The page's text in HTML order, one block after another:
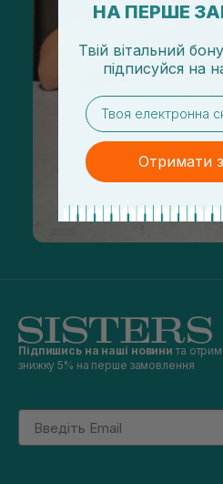
Підпишись на наші новини та
знижку 5% на перше замовлення
Email
НА ПЕРШЕ
Твій вітальний
підписуйся на
email
Отримати